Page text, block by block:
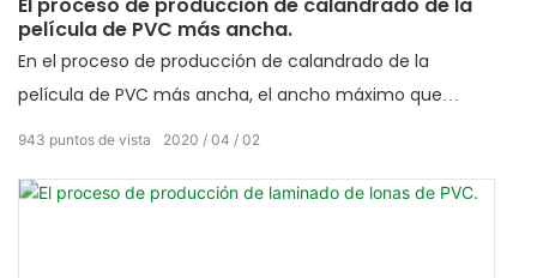
película de PVC más ancha.
En el proceso de producción de calandrado de la
película de PVC más ancha, el ancho máximo que
podemos producir alcanza los 6,6 m. Cualquier color
2020 04 02
943 puntos de vista